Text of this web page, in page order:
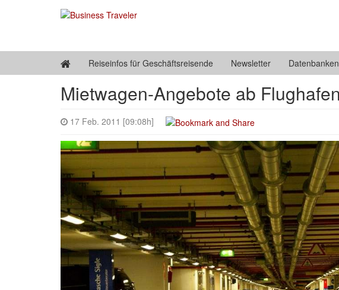
Reiseinfos für Geschäftsreisende Newsletter
Mietwagen-Angebote ab
17 Feb. 2011 [09:08h]